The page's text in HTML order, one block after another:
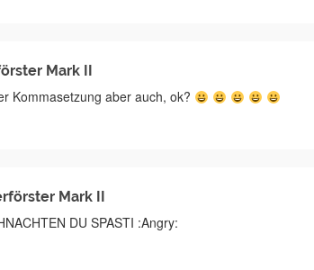
Mark II
Kommasetzung aber auch, ok?
Mark II
DU SPASTI :Angry: